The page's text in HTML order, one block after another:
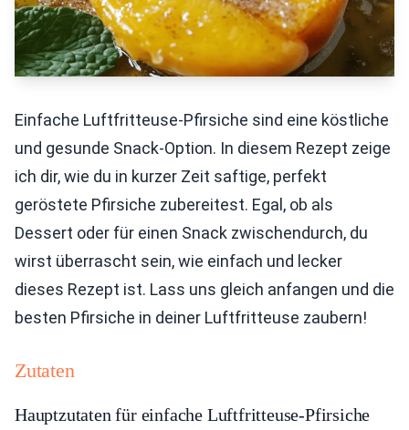
Einfache Luftfritteuse-Pfirsiche sind eine köstliche
und gesunde Snack-Option. In diesem Rezept zeige
ich dir, wie du in kurzer Zeit saftige, perfekt
geröstete Pfirsiche zubereitest. Egal, ob als
Dessert oder für einen Snack zwischendurch, du
wirst überrascht sein, wie einfach und lecker
dieses Rezept ist. Lass uns gleich anfangen und die
besten Pfirsiche in deiner Luftfritteuse zaubern!
Zutaten
Hauptzutaten für einfache Luftfritteuse-Pfirsiche